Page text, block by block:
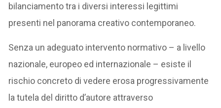
bilanciamento tra i diversi interessi legittimi
presenti nel panorama creativo contemporaneo.
Senza un adeguato intervento normativo – a livello
nazionale, europeo ed internazionale – esiste il
rischio concreto di vedere erosa progressivamente
la tutela del diritto d’autore attraverso